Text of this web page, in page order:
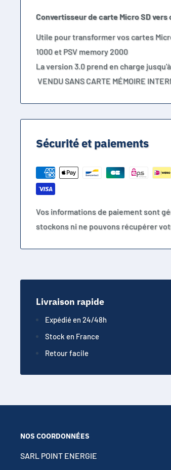
Convertisseur de carte Micro SD
Utile pour transformer vos cartes
1000 et PSV memory 2000
La version 3.0 prend en charge
VENDU SANS CARTE MÉMOIRE
Sécurité et paiements
Vos informations de paiement sont
stockons ni ne pouvons récupérer
Livraison rapide
Expédié en 24/48h
Stock en France
Retour facile
NOS COORDONNÉES
SARL POINT ENERGIE